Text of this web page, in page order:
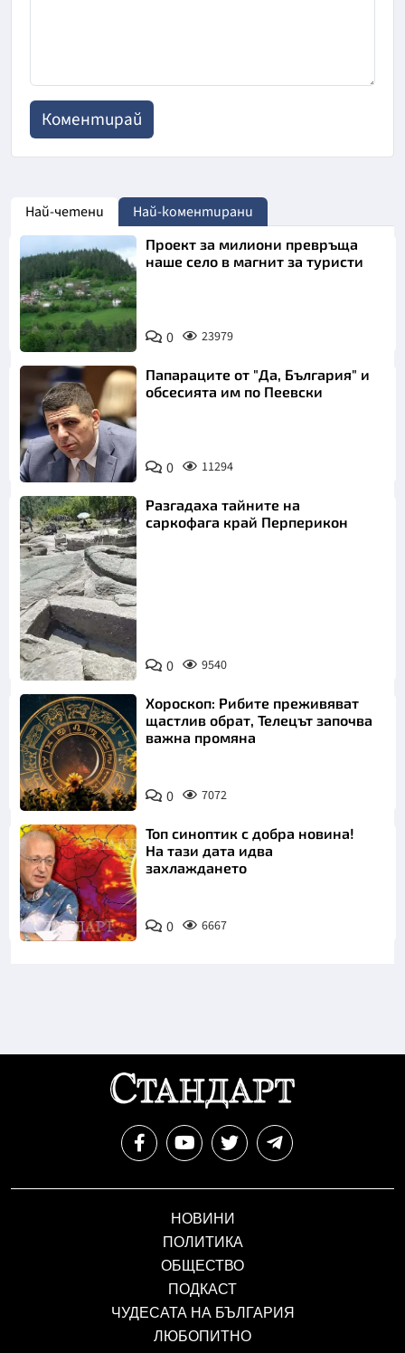
Най-четени Най-коментирани
Проект за милиони превръща
наше село в магнит за туристи
0 23979
Папараците от "Да, България" и
обсесията им по Пеевски
0 11294
Снимка:
Bulgaria ON
AIR
Разгадаха тайните на
саркофага край Перперикон
0 9540
Хороскоп: Рибите преживяват
щастлив обрат, Телецът започва
важна промяна
0 7072
Топ синоптик с добра новина!
На тази дата идва
захлаждането
0 6667
НОВИНИ
ПОЛИТИКА
ОБЩЕСТВО
ПОДКАСТ
ЧУДЕСАТА НА БЪЛГАРИЯ
ЛЮБОПИТНО